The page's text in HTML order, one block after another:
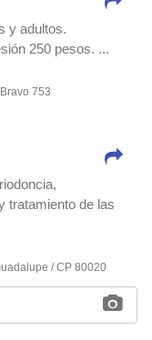
y adultos.
250 pesos. ...
753
tratamiento de las
/ CP 80020